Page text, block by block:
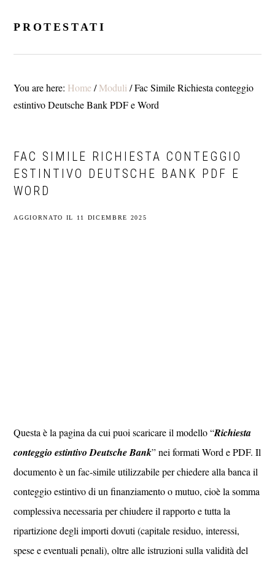
PROTESTATI
You are here: Home / Moduli /Fac Simile Richiesta conteggio
estintivo Deutsche Bank​ PDF e Word
FAC SIMILE RICHIESTA CONTEGGIO
ESTINTIVO DEUTSCHE BANK​ PDF E
WORD
AGGIORNATO IL 11 DICEMBRE 2025
Questa è la pagina da cui puoi scaricare il modello “Richiesta
conteggio estintivo Deutsche Bank” nei formati Word e PDF. Il
documento è un fac‑simile utilizzabile per chiedere alla banca il
conteggio estintivo di un finanziamento o mutuo, cioè la somma
complessiva necessaria per chiudere il rapporto e tutta la
ripartizione degli importi dovuti (capitale residuo, interessi,
spese e eventuali penali), oltre alle istruzioni sulla validità del